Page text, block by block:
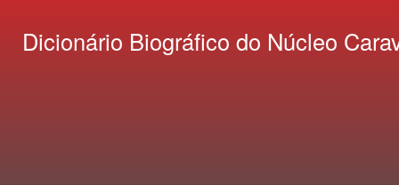
Dicionário Biográfico do Núcleo